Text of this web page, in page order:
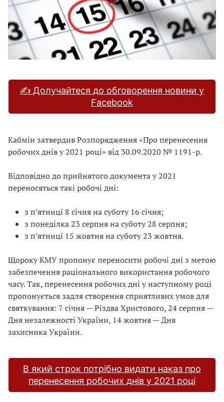
✍ Долучайтеся до обговорення новини у
Facebook
Кабмін затвердив Розпорядження «Про перенесення
робочих днів у 2021 році» від 30.09.2020 № 1191-р.
Відповідно до прийнятого документа у 2021
переносяться такі робочі дні:
з п’ятниці 8 січня на суботу 16 січня;
з понеділка 23 серпня на суботу 28 серпня;
з п’ятниці 15 жовтня на суботу 23 жовтня.
Щороку КМУ пропонує переносити робочі дні з метою
забезпечення раціонального використання робочого
часу. Так, перенесення робочих дні у наступному році
пропонується задля створення сприятливих умов для
святкування: 7 січня — Різдва Христового, 24 серпня —
Дня незалежності України, 14 жовтня — Дня
захисника України.
В який строк потрібно видати наказ про
перенесення робочих днів у 2021 році